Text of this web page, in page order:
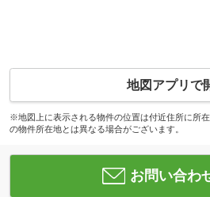
地図アプリで
※地図上に表示される物件の位置は付近住所に所
の物件所在地とは異なる場合がございます。
お問い合わ